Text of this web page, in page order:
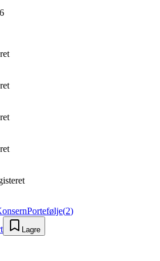
Portefølje(2)
Lagre